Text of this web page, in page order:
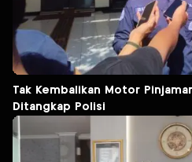
Tak Kembalikan Motor
Ditangkap Polisi